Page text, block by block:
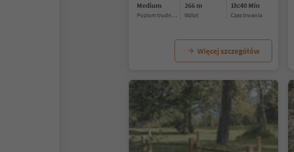
Medium
Poziom trudności
266 m
Wzlot
1h:40 Min
czas trwania
Więcej szczegółów